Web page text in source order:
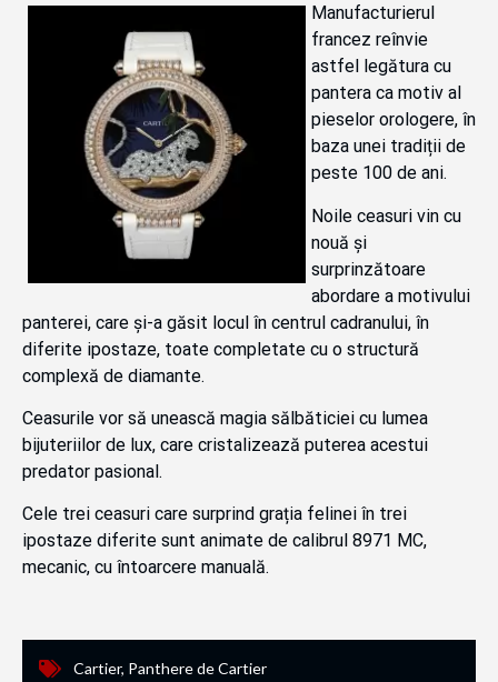
Manufacturierul
francez reînvie
astfel legătura cu
pantera ca motiv al
pieselor orologere, în
baza unei tradiții de
peste 100 de ani.
Noile ceasuri vin cu
nouă și
surprinzătoare
abordare a motivului
panterei, care și-a găsit locul în centrul cadranului, în
diferite ipostaze, toate completate cu o structură
complexă de diamante.
Ceasurile vor să unească magia sălbăticiei cu lumea
bijuteriilor de lux, care cristalizează puterea acestui
predator pasional.
Cele trei ceasuri care surprind grația felinei în trei
ipostaze diferite sunt animate de calibrul 8971 MC,
mecanic, cu întoarcere manuală.
Cartier, Panthere de Cartier